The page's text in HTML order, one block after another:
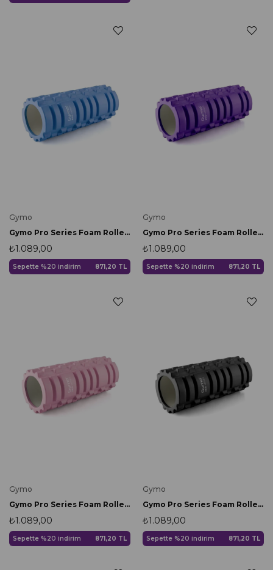
Gymo
Gymo Pro Series Foam Roller Pilates Masaj Rulosu Mavi
₺1.089,00
Sepette %20 indirim 871,20 TL
Gymo
Gymo Pro Series Foam Roller Pilates Masaj Rulosu Mor
₺1.089,00
Sepette %20 indirim 871,20 TL
Gymo
Gymo Pro Series Foam Roller Pilates Masaj Rulosu Pembe
₺1.089,00
Sepette %20 indirim 871,20 TL
Gymo
Gymo Pro Series Foam Roller Pilates Masaj Rulosu Siyah
₺1.089,00
Sepette %20 indirim 871,20 TL